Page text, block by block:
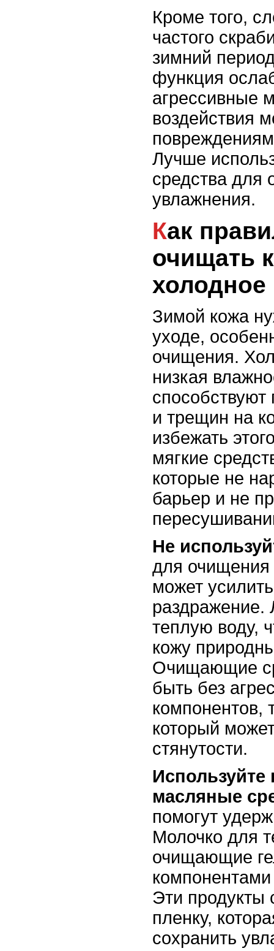
Кроме того,
частого
зимний
функция
агрессивные
воздействия
Лучше
средства для
увлажнения.
Как правильно
очищать
холодное
Зимой кожа
уходе,
очищения.
низкая
и трещин на
избежать
мягкие
которые не
барьер и не
Не
для очищения
может
раздражение.
теплую воду,
кожу
Очищающие
быть без
компонентов,
который
стянутости.
масляные
помогут
Молочко для
очищающие
Эти продукты
пленку,
сохранить